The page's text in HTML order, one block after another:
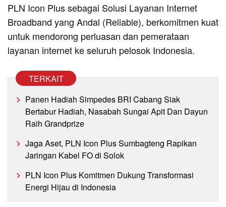
PLN Icon Plus sebagai Solusi Layanan Internet
Broadband yang Andal (Reliable), berkomitmen kuat
untuk mendorong perluasan dan pemerataan
layanan internet ke seluruh pelosok Indonesia.
TERKAIT
Panen Hadiah Simpedes BRI Cabang Siak
Bertabur Hadiah, Nasabah Sungai Apit Dan Dayun
Raih Grandprize
Jaga Aset, PLN Icon Plus Sumbagteng Rapikan
Jaringan Kabel FO di Solok
PLN Icon Plus Komitmen Dukung Transformasi
Energi Hijau di Indonesia